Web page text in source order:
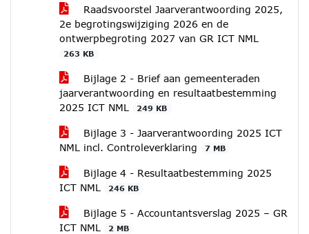
Raadsvoorstel Jaarverantwoording 2025,
2e begrotingswijziging 2026 en de
ontwerpbegroting 2027 van GR ICT NML
263 KB
Bijlage 2 - Brief aan gemeenteraden
jaarverantwoording en resultaatbestemming
2025 ICT NML
249 KB
Bijlage 3 - Jaarverantwoording 2025 ICT
NML incl. Controleverklaring
7 MB
Bijlage 4 - Resultaatbestemming 2025
ICT NML
246 KB
Bijlage 5 - Accountantsverslag 2025 – GR
ICT NML
2 MB